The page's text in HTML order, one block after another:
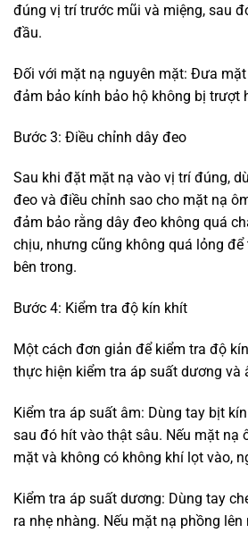
đúng vị trí trước mũi và miệng, sau
đầu.
Đối với mặt nạ nguyên mặt: Đưa
đảm bảo kính bảo hộ không bị trượt
Bước 3: Điều chỉnh dây đeo
Sau khi đặt mặt nạ vào vị trí đúng,
đeo và điều chỉnh sao cho mặt nạ
đảm bảo rằng dây đeo không quá
chịu, nhưng cũng không quá lỏng
bên trong.
Bước 4: Kiểm tra độ kín khít
Một cách đơn giản để kiểm tra độ
thực hiện kiểm tra áp suất dương và
Kiểm tra áp suất âm: Dùng tay bịt
sau đó hít vào thật sâu. Nếu mặt nạ
mặt và không có không khí lọt vào,
Kiểm tra áp suất dương: Dùng tay
ra nhẹ nhàng. Nếu mặt nạ phồng